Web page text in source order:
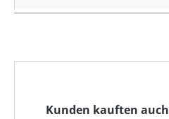
Kunden kauften auch